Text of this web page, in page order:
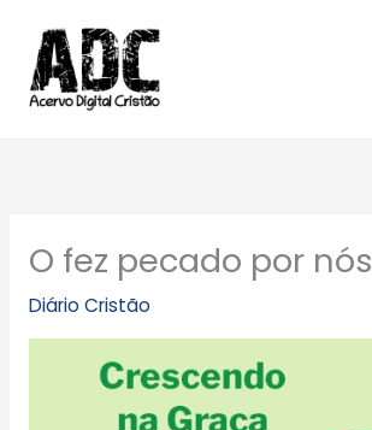
para
conteúdo
O fez pecado por nós
Diário Cristão